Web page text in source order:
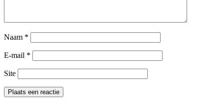
Naam *
E-mail *
Site